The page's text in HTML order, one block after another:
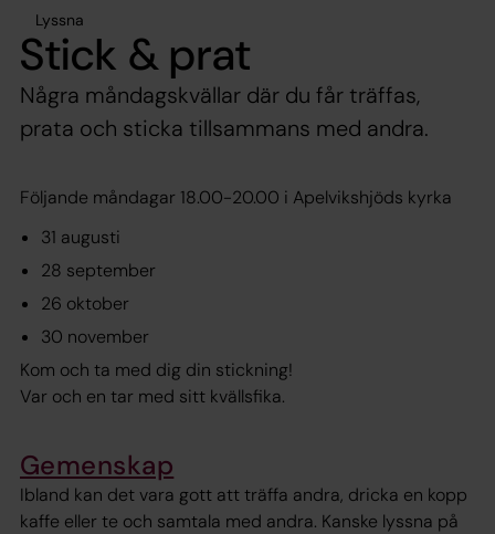
Lyssna
Stick & prat
Några måndagskvällar där du får träffas,
prata och sticka tillsammans med andra.
Följande måndagar 18.00-20.00 i Apelvikshjöds kyrka
31 augusti
28 september
26 oktober
30 november
Kom och ta med dig din stickning!
Var och en tar med sitt kvällsfika.
Gemenskap
Ibland kan det vara gott att träffa andra, dricka en kopp
kaffe eller te och samtala med andra. Kanske lyssna på